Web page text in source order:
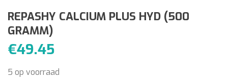
REPASHY CALCIUM PLUS HYD (500
GRAMM)
€49.45
5 op voorraad